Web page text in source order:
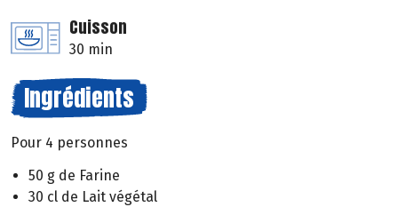
Cuisson
30 min
Ingrédients
Pour 4 personnes
50 g de Farine
30 cl de Lait végétal